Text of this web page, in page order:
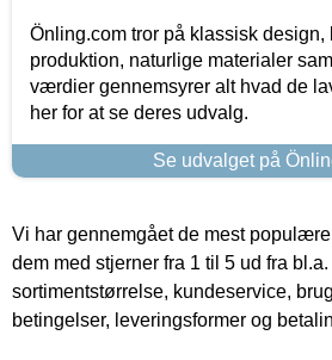
Önling.com tror på klassisk
produktion, naturlige materialer
værdier gennemsyrer alt hvad de
her for at se deres udvalg.
Se udvalget på
Vi har gennemgået de mest
dem med stjerner fra 1 til 5 ud fra
sortimentstørrelse, kundeservice,
betingelser, leveringsformer og